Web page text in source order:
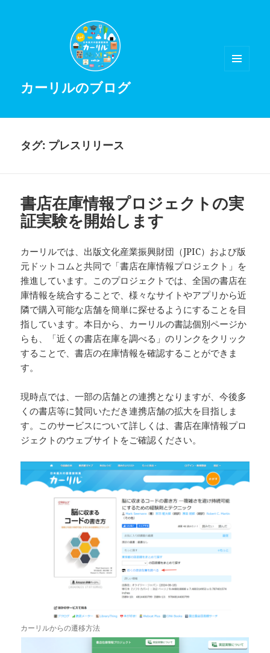
カーリルのブログ
タグ: プレスリリース
書店在庫情報プロジェクトの実
証実験を開始します
カーリルでは、出版文化産業振興財団（JPIC）および版
元ドットコムと共同で「書店在庫情報プロジェクト」を
推進しています。このプロジェクトでは、全国の書店在
庫情報を統合することで、様々なサイトやアプリから近
隣で購入可能な店舗を簡単に探せるようにすることを目
指しています。本日から、カーリルの書誌個別ページか
らも、「近くの書店在庫を調べる」のリンクをクリック
することで、書店の在庫情報を確認することができま
す。
現時点では、一部の店舗との連携となりますが、今後多
くの書店等に賛同いただき連携店舗の拡大を目指しま
す。このサービスについて詳しくは、書店在庫情報プロ
ジェクトのウェブサイトをご確認ください。
カーリルからの遷移方法